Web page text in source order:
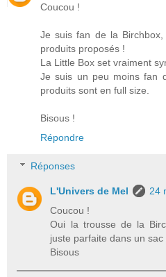
Coucou !
Je suis fan de la
produits proposés !
La Little Box set vraiment
Je suis un peu moins fan
produits sont en full size.
Bisous !
Répondre
Réponses
L'Univers de Mel
24
Coucou !
Oui la trousse de la
juste parfaite dans un sac
Bisous